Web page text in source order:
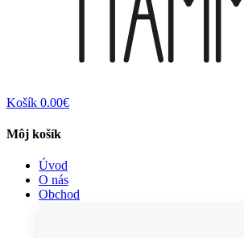
Košík 0.00€
Môj košík
Úvod
O nás
Obchod